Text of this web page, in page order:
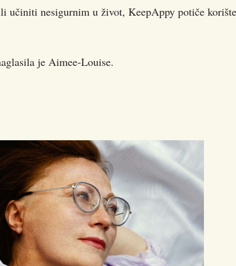
učiniti nesigurnim u život, KeepAppy potiče
je Aimee-Louise.